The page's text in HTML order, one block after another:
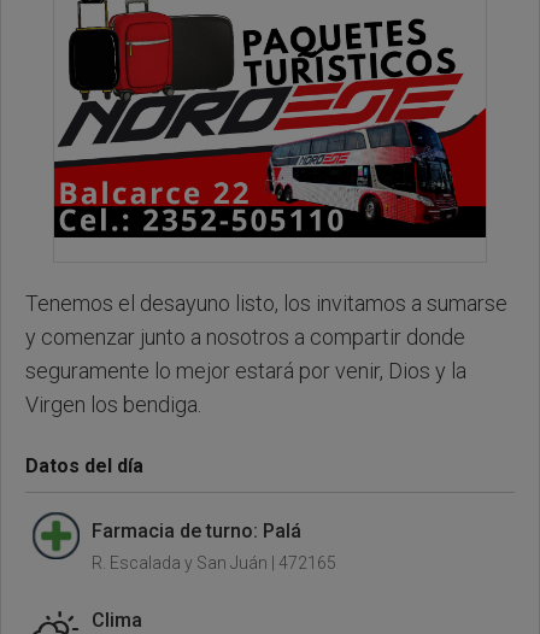
Tenemos el desayuno listo, los invitamos a sumarse
y comenzar junto a nosotros a compartir donde
seguramente lo mejor estará por venir, Dios y la
Virgen los bendiga.
Datos del día
Farmacia de turno: Palá
R. Escalada y San Juán | 472165
Clima